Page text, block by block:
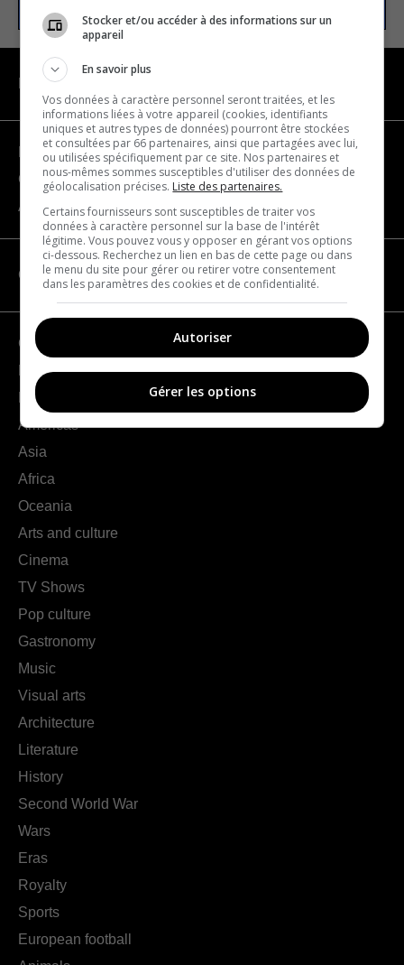
NAVIGATION
Become a partner
Contact us
About us
CATEGORIES
Geography
France
Europe
Americas
Asia
Africa
Oceania
Arts and culture
Cinema
TV Shows
Pop culture
Gastronomy
Music
Visual arts
Architecture
Literature
History
Second World War
Wars
Eras
Royalty
Sports
European football
Stocker et/ou accéder à des informations sur un
appareil
En savoir plus
Vos données à caractère personnel seront traitées, et les
informations liées à votre appareil (cookies, identifiants
uniques et autres types de données) pourront être stockées
et consultées par 66 partenaires, ainsi que partagées avec lui,
ou utilisées spécifiquement par ce site. Nos partenaires et
nous-mêmes sommes susceptibles d'utiliser des données de
géolocalisation précises. Liste des partenaires.
Certains fournisseurs sont susceptibles de traiter vos
données à caractère personnel sur la base de l'intérêt
légitime. Vous pouvez vous y opposer en gérant vos options
ci-dessous. Recherchez un lien en bas de cette page ou dans
le menu du site pour gérer ou retirer votre consentement
dans les paramètres des cookies et de confidentialité.
Autoriser
Gérer les options